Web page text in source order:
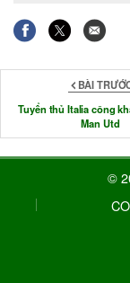
BÀI
Tuyển thủ Italia công
Man Utd
©